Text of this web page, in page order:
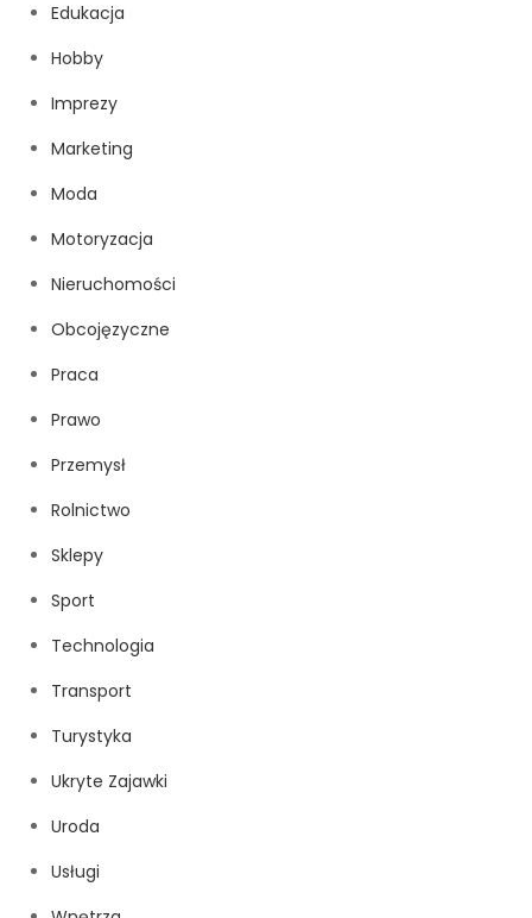
Edukacja
Hobby
Imprezy
Marketing
Moda
Motoryzacja
Nieruchomości
Obcojęzyczne
Praca
Prawo
Przemysł
Rolnictwo
Sklepy
Sport
Technologia
Transport
Turystyka
Ukryte Zajawki
Uroda
Usługi